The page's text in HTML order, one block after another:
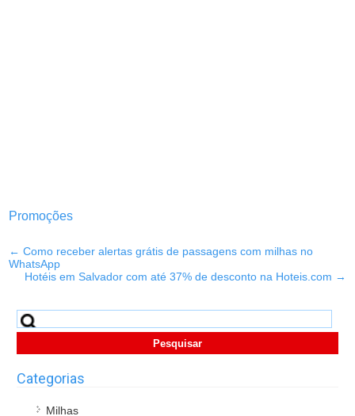
Promoções
← Como receber alertas grátis de passagens com milhas no
WhatsApp
Hotéis em Salvador com até 37% de desconto na Hoteis.com →
Pesquisar
por:
Categorias
Milhas